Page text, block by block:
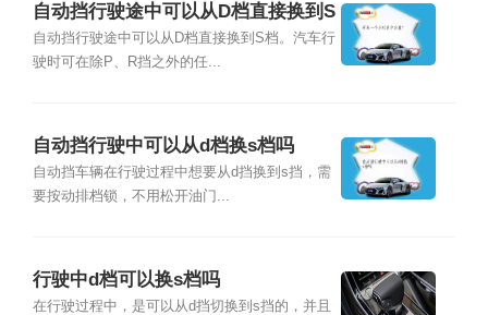
自动挡行驶途中可以从D档直接换到S
吗?
自动挡行驶途中可以从D档直接换到S档。汽车行
驶时可在除P、R挡之外的任...
自动挡行驶中可以从d档换s档吗
自动挡车辆在行驶过程中想要从d挡换到s挡，需
要按动排档锁，不用松开油门...
行驶中d档可以换s档吗
在行驶过程中，是可以从d挡切换到s挡的，并且